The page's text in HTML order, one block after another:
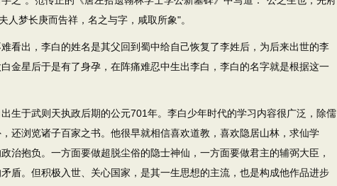
人梦长庚而告祥，名之与字，咸取所象"。
出，李白的姓名是其父回到蜀中给自己恢复了李姓后，为后来出世的李
金星后于是有了身孕，在阵痛难忍中生出李白，李白的名字就是根据这一
于武则天执政后期的公元701年。李白少年时代的学习内容很广泛，除儒
还浏览诸子百家之书。他很早就相信喜欢道教，喜欢隐居山林，求仙学
治抱负。一方面要做超脱尘俗的隐士神仙，一方面要做君主的辅弼大臣，
盾。但积极入世、关心国家，是其一生思想的主流，也是构成他作品进步